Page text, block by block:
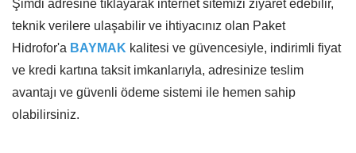
Şimdi adresine tıklayarak internet sitemizi ziyaret edebilir,
teknik verilere ulaşabilir ve ihtiyacınız olan Paket
Hidrofor'a BAYMAK kalitesi ve güvencesiyle, indirimli fiyat
ve kredi kartına taksit imkanlarıyla, adresinize teslim
avantajı ve güvenli ödeme sistemi ile hemen sahip
olabilirsiniz.